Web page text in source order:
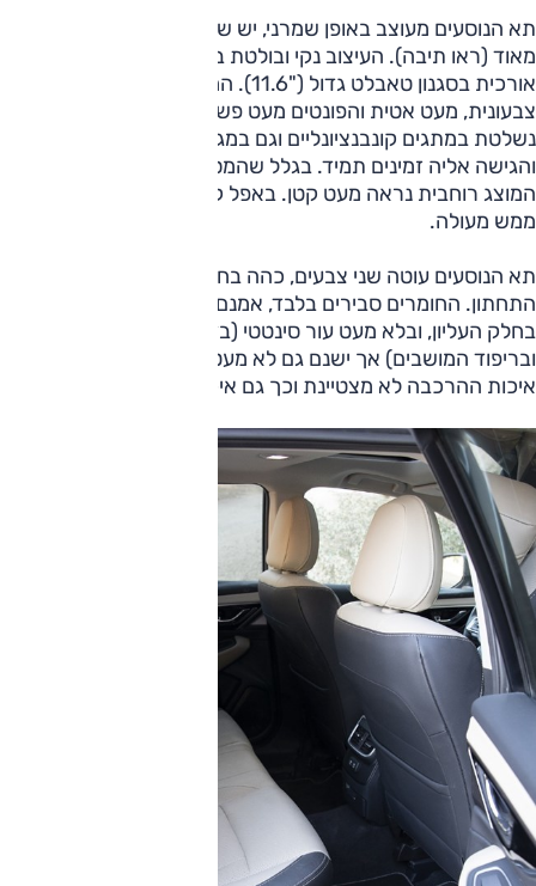
תא הנוסעים מעוצב באופן שמרני, יש שיגידו מיושן — והוא מאובזר
מאוד (ראו תיבה). העיצוב נקי ובולטת במרכזו מערכת מולטימדיה
אורכית בסגנון טאבלט גדול ("11.6). המולטימדיה בעברית,
צבעונית, מעט אטית והפונטים מעט פשוטים. בקרת המיזוג
נשלטת במתגים קונבנציונליים וגם במגע דרך המסך, והמידע
והגישה אליה זמינים תמיד. בגלל שהמסך אורכי, אנדרואיד אוטו
המוצג רוחבית נראה מעט קטן. באפל קארפליי לעומת זאת, זה
ממש מעולה.
תא הנוסעים עוטה שני צבעים, כהה בחלקו העליון ובהיר בחלקו
התחתון. החומרים סבירים בלבד, אמנם יש שימוש בחומרים רכים
בחלק העליון, ובלא מעט עור סינטטי (בדשבורד, בדיפוני הדלתות
ובריפוד המושבים) אך ישנם גם לא מעט פלסטיקים נוקשים.
איכות ההרכבה לא מצטיינת וכך גם איכות הגימור.